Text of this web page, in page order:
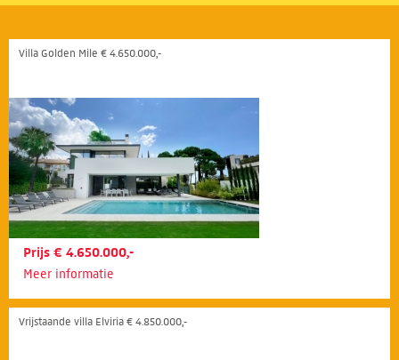
Villa Golden Mile € 4.650.000,-
Prijs € 4.650.000,-
Meer informatie
Vrijstaande villa Elviria € 4.850.000,-